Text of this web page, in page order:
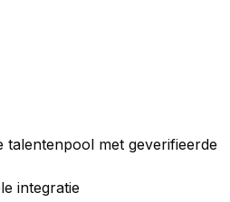
talentenpool met geverifieerde
integratie